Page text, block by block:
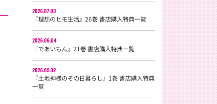
2026.07.03
『理想のヒモ生活』26巻 書店購入特典一覧
2026.06.04
『であいもん』21巻 書店購入特典一覧
2026.05.02
『土地神様のその日暮らし』1巻 書店購入特典
一覧